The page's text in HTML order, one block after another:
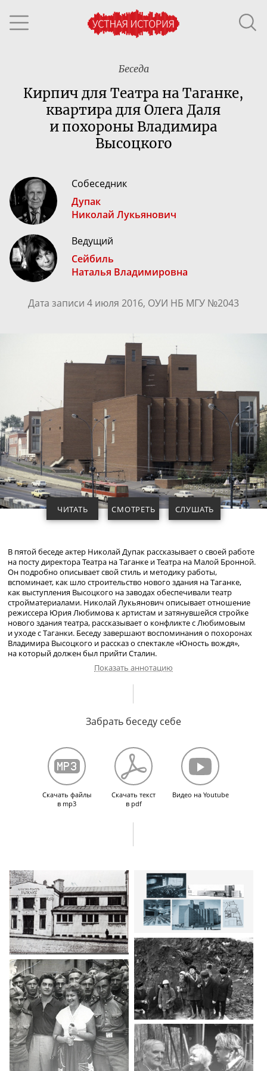
Беседа
Кирпич для Театра на Таганке,
квартира для Олега Даля
и похороны Владимира
Высоцкого
Собеседник
Дупак
Николай Лукьянович
Ведущий
Сейбиль
Наталья Владимировна
Дата записи 4 июля 2016, ОУИ НБ МГУ №2043
ЧИТАТЬ СМОТРЕТЬ СЛУШАТЬ
В пятой беседе актер Николай Дупак рассказывает о своей работе
на посту директора Театра на Таганке и Театра на Малой Бронной.
Он подробно описывает свой стиль и методику работы,
вспоминает, как шло строительство нового здания на Таганке,
как выступления Высоцкого на заводах обеспечивали театр
стройматериалами. Николай Лукьянович описывает отношение
режиссера Юрия Любимова к артистам и затянувшейся стройке
нового здания театра, рассказывает о конфликте с Любимовым
и уходе с Таганки. Беседу завершают воспоминания о похоронах
Владимира Высоцкого и рассказ о спектакле «Юность вождя»,
на который должен был прийти Сталин.
здания театра. Отношение Ю. П. Любимова к стройке. Отношения
с Любимовым. Л. В. Целиковская. О В. С. Высоцком. Поездка
из Швеции, поездка с Высоцким на Загорский кирпичный завод.
Спектакли «Из жизни Федора Кузькина» и «Борис Годунов».
Первые гастроли Театра на Таганке в Тамбове: «Скандальное
происшествие», «Микрорайон», «Добрый человек из Сезуана».
Делегация «Артисты Москвы — гости Софии». О популярности
Театра на Таганке. Уход из Театра на Таганке в Театр на Малой
Бронной. Заседание бюро Московского горкома партии
по кадровым вопросам, назначение директором Театра на Малой
вождя» перед И. В. Сталиным, снятие спектакля с репертуара.
Показать аннотацию
Забрать беседу себе
Скачать файлы
в mp3
Скачать текст
в pdf
Видео на Youtube